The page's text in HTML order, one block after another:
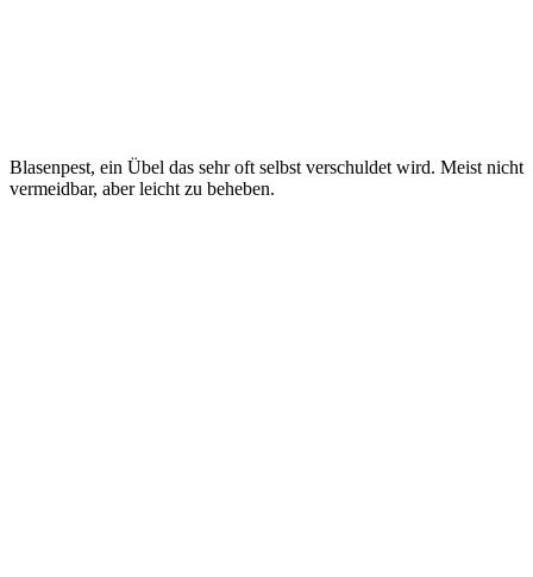
Blasenpest, ein Übel das sehr oft selbst verschuldet wird. Meist nicht
vermeidbar, aber leicht zu beheben.